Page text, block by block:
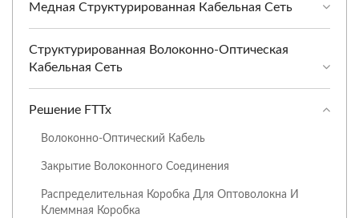
Медная Структурированная Кабельная Сеть
Структурированная Волоконно-Оптическая
Кабельная Сеть
Решение FTTx
Волоконно-Оптический Кабель
Закрытие Волоконного Соединения
Распределительная Коробка Для Оптоволокна И
Клеммная Коробка